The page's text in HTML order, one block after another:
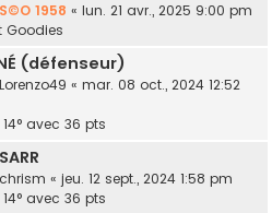
S©O 1958 « lun. 21 avr., 2025 9:00 pm
Goodies
(défenseur)
Lorenzo49 « mar. 08 oct., 2024 12:52
avec 36 pts
chrism « jeu. 12 sept., 2024 1:58 pm
avec 36 pts